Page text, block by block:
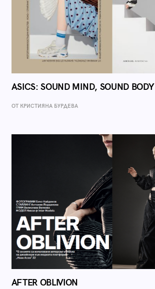
ASICS: SOUND MIND, SOUND BODY
ОТ КРИСТИЯНА БУРДЕВА
AFTER OBLIVION